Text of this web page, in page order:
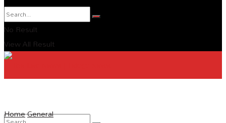
No Result
View All Result
HomeGeneral